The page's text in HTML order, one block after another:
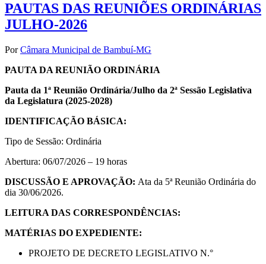
PAUTAS DAS REUNIÕES ORDINÁRIAS
JULHO-2026
PorCâmara Municipal de Bambuí-MG
PAUTA DA REUNIÃO ORDINÁRIA
Pauta da 1ª Reunião Ordinária/Julho da 2ª Sessão Legislativa
da Legislatura (2025-2028)
IDENTIFICAÇÃO BÁSICA:
Tipo de Sessão: Ordinária
Abertura: 06/07/2026 – 19 horas
DISCUSSÃO E APROVAÇÃO: Ata da 5ª Reunião Ordinária do
dia 30/06/2026.
LEITURA DAS CORRESPONDÊNCIAS:
MATÉRIAS DO EXPEDIENTE:
PROJETO DE DECRETO LEGISLATIVO N.°